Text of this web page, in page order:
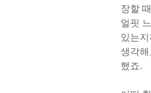
장할
얼핏
있는
생각해
했죠.